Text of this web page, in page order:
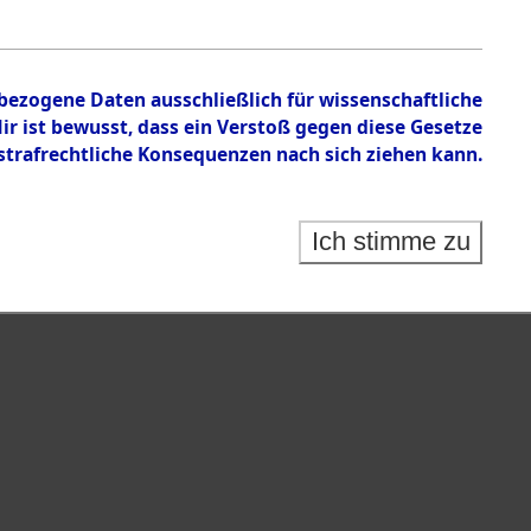
Daten ausschließlich für wissenschaftliche
bewusst, dass ein Verstoß gegen diese Gesetze
Konsequenzen nach sich ziehen kann.
Ich stimme zu